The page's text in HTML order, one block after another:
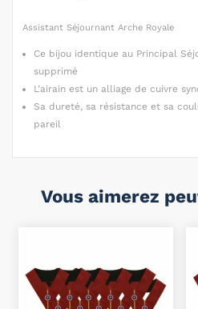
Assistant Séjournant Arche Royale
Ce bijou identique au Principal
supprimé
L’airain est un alliage de cuivre
Sa dureté, sa résistance et sa
pareil
Vous aimerez